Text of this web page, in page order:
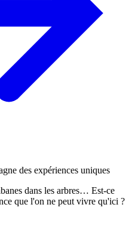
des expériences uniques
dans les arbres… Est-ce
que l'on ne peut vivre qu'ici ?